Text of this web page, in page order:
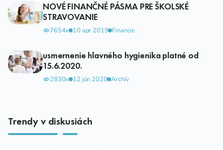
NOVÉ FINANČNÉ PÁSMA PRE ŠKOLSKÉ
STRAVOVANIE
7654x 10 apr 2019 Financie
usmernenie hlavného hygienika platné od
15.6.2020.
2830x 12 jún 2020 Archív
Trendy v diskusiách